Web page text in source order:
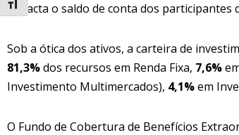
Alternar tamanho da fonte
impacta o saldo de conta dos participantes
Sob a ótica dos ativos, a carteira de
81,3%dos recursos em Renda Fixa, 7,6%
Investimento Multimercados), 4,1%em
O Fundo de Cobertura de Benefícios